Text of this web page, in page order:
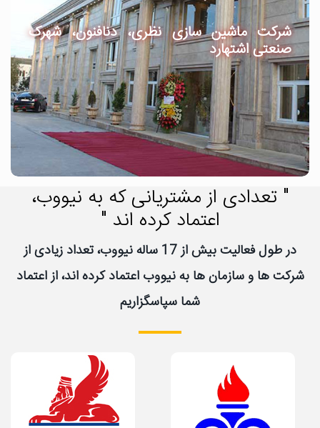
شرکت ماشین سازی نظری، دنافنون، شهرک
صنعتی اشتهارد
" تعدادی از مشتریانی که به نیووب،
اعتماد کرده اند "
در طول فعالیت بیش از 17 ساله نیووب، تعداد زیادی از
شرکت ها و سازمان ها به نیووب اعتماد کرده اند، از اعتماد
شما سپاسگزاریم